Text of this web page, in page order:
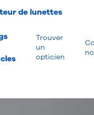
de lunettes
Trouver
un
opticien